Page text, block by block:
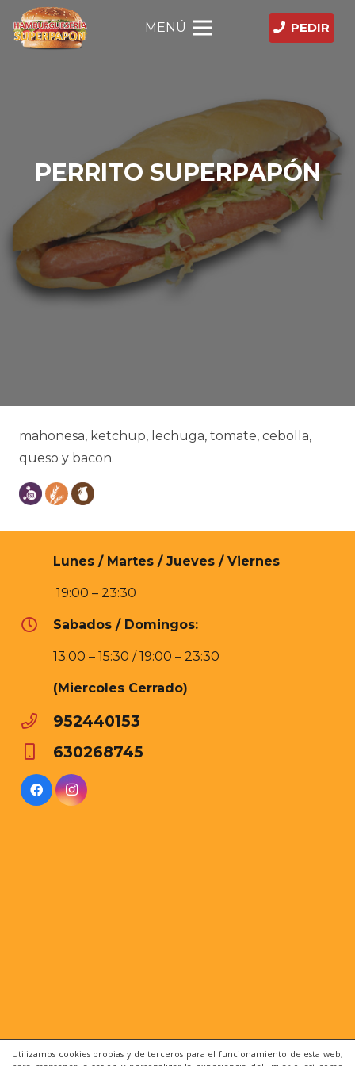
Utilizamos cookies propias y de terceros para el funcionamiento de esta web,
MENÚ PEDIR
PERRITO SUPERPAPÓN
mahonesa, ketchup, lechuga, tomate, cebolla,
queso y bacon.
Lunes / Martes / Jueves / Viernes
19:00 – 23:30
Sabados / Domingos:
13:00 – 15:30 / 19:00 – 23:30
(Miercoles Cerrado)
952440153
630268745